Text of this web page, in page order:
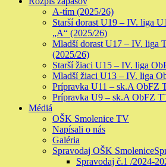
A-tím (2025/26)
Starší dorast U19 – IV. liga
„A“ (2025/26)
Mladší dorast U17 – IV. liga
(2025/26)
Starší žiaci U15 – IV. liga
Mladší žiaci U13 – IV. liga
Prípravka U11 – sk.A ObFZ
Prípravka U9 – sk.A ObFZ
Médiá
OŠK Smolenice TV
Napísali o nás
Galéria
Spravodaj OŠK Smolenice
Spravodaj č.1 /2024-